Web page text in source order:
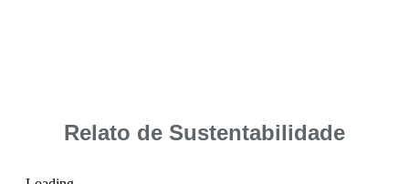
Relato de Sustentabilidade